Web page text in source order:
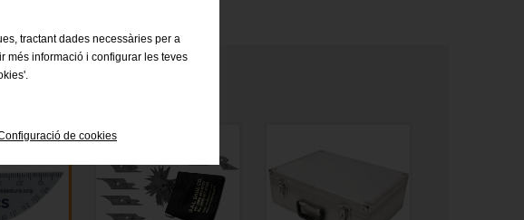
tractant dades necessàries per a
més informació i configurar les teves
de cookies